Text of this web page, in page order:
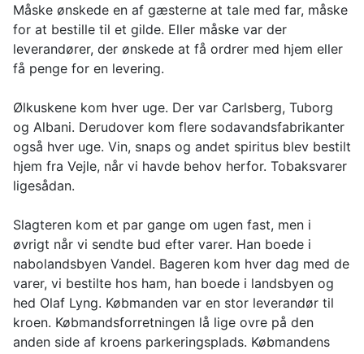
Måske ønskede en af gæsterne at tale med far, måske
for at bestille til et gilde. Eller måske var der
leverandører, der ønskede at få ordrer med hjem eller
få penge for en levering.
Ølkuskene kom hver uge. Der var Carlsberg, Tuborg
og Albani. Derudover kom flere sodavandsfabrikanter
også hver uge. Vin, snaps og andet spiritus blev bestilt
hjem fra Vejle, når vi havde behov herfor. Tobaksvarer
ligesådan.
Slagteren kom et par gange om ugen fast, men i
øvrigt når vi sendte bud efter varer. Han boede i
nabolandsbyen Vandel. Bageren kom hver dag med de
varer, vi bestilte hos ham, han boede i landsbyen og
hed Olaf Lyng. Købmanden var en stor leverandør til
kroen. Købmandsforretningen lå lige ovre på den
anden side af kroens parkeringsplads. Købmandens